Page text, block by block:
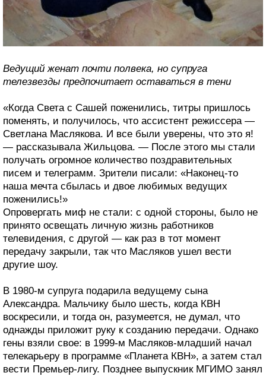
Ведущий женат почти полвека, но супруга
телезвезды предпочитает оставаться в тени
«Когда Света с Сашей поженились, титры пришлось
поменять, и получилось, что ассистент режиссера —
Светлана Маслякова. И все были уверены, что это я!
— рассказывала Жильцова. — После этого мы стали
получать огромное количество поздравительных
писем и телеграмм. Зрители писали: «Наконец-то
наша мечта сбылась и двое любимых ведущих
поженились!»
Опровергать миф не стали: с одной стороны, было не
принято освещать личную жизнь работников
телевидения, с другой — как раз в тот момент
передачу закрыли, так что Масляков ушел вести
другие шоу.
В 1980-м супруга подарила ведущему сына
Александра. Мальчику было шесть, когда КВН
воскресили, и тогда он, разумеется, не думал, что
однажды приложит руку к созданию передачи. Однако
гены взяли свое: в 1999-м Масляков-младший начал
телекарьеру в программе «Планета КВН», а затем стал
вести Премьер-лигу. Позднее выпускник МГИМО занял